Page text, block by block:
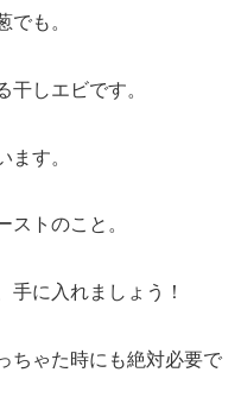
でも。
干しエビです。
ます。
ストのこと。
手に入れましょう！
ちゃた時にも絶対必要で